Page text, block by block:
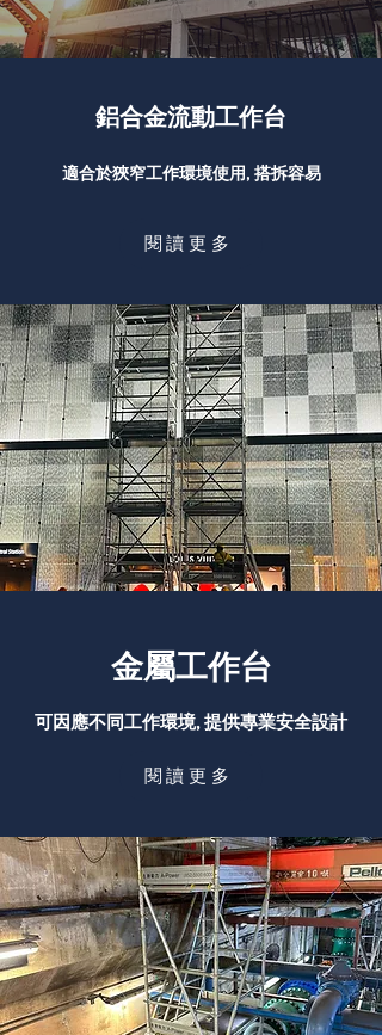
鋁合金流動工作台
適合於狹窄工作環境使用, 搭拆容易
閱讀更多
金屬工作台
可因應不同工作環境, 提供專業安全設計
閱讀更多